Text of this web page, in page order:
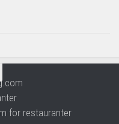
for restauranter